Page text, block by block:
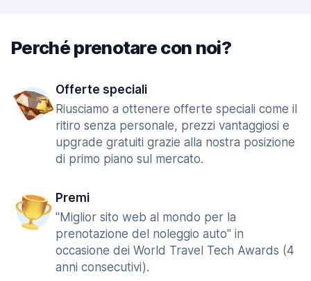
Perché prenotare con noi?
Offerte speciali
Riusciamo a ottenere offerte speciali come il
ritiro senza personale, prezzi vantaggiosi e
upgrade gratuiti grazie alla nostra posizione
di primo piano sul mercato.
Premi
"Miglior sito web al mondo per la
prenotazione del noleggio auto" in
occasione dei World Travel Tech Awards (4
anni consecutivi).